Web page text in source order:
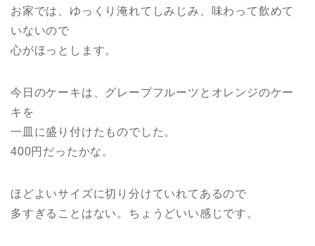
お家では、ゆっくり淹れてしみじみ、味わって飲めて
いないので
心がほっとします。
今日のケーキは、グレープフルーツとオレンジのケー
キを
一皿に盛り付けたものでした。
400円だったかな。
ほどよいサイズに切り分けていれてあるので
多すぎることはない。ちょうどいい感じです。